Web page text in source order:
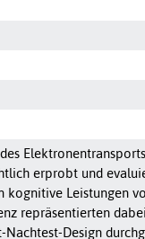
erprobt und
Leistungen
repräsentierten
Design